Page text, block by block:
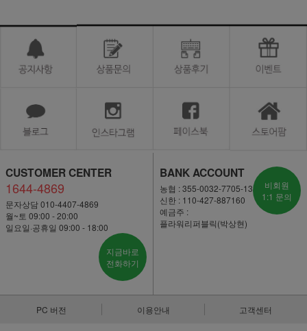
CUSTOMER CENTER
1644-4869
문자상담 010-4407-4869
월~토 09:00 - 20:00
일요일·공휴일 09:00 - 18:00
지금바로
전화하기
BANK ACCOUNT
농협 : 355-0032-7705-13
신한 : 110-427-887160
예금주 :
플라워리퍼블릭(박상현)
비회원
1:1 문의
PC 버전 이용안내 고객센터